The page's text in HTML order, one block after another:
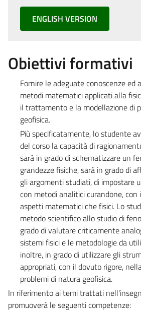
ENGLISH VERSION
Obiettivi formativi
Fornire le adeguate conoscenze ed
metodi matematici applicati alla
il trattamento e la modellazione di
geofisica.
Più specificatamente, lo studente
del corso la capacità di
sarà in grado di schematizzare un
grandezze fisiche, sarà in grado di
gli argomenti studiati, di impostare
con metodi analitici curandone, con
aspetti matematici che fisici. Lo
metodo scientifico allo studio di
grado di valutare criticamente
sistemi fisici e le metodologie da
inoltre, in grado di utilizzare gli
appropriati, con il dovuto rigore,
problemi di natura geofisica.
In riferimento ai temi trattati
promuoverà le seguenti competenze: